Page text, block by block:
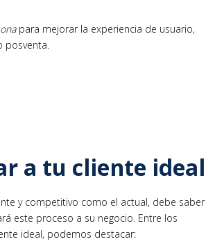
para mejorar la experiencia de usuario,
posventa.
a tu cliente ideal
y competitivo como el actual, debe saber
este proceso a su negocio. Entre los
ideal, podemos destacar: